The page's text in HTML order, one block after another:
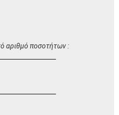
αριθμό ποσοτήτων :